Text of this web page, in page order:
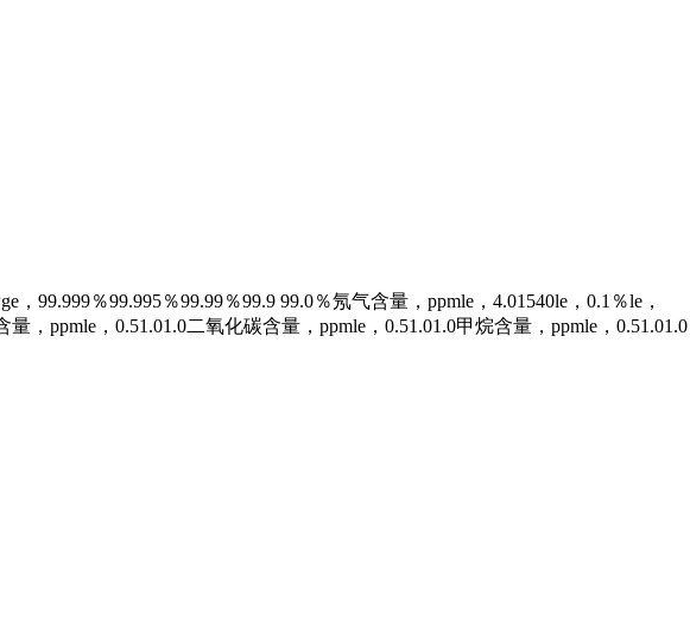
％99.995％99.99％99.9 99.0％氖气含量，ppmle，4.01540le，0.1％le，
，ppmle，0.51.01.0二氧化碳含量，ppmle，0.51.01.0甲烷含量，ppmle，0.51.01.0